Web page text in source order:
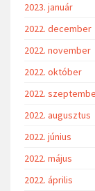
2023. augusztus
2023. július
2023. június
2023. május
2023. április
2023. március
2023. február
2023. január
2022. december